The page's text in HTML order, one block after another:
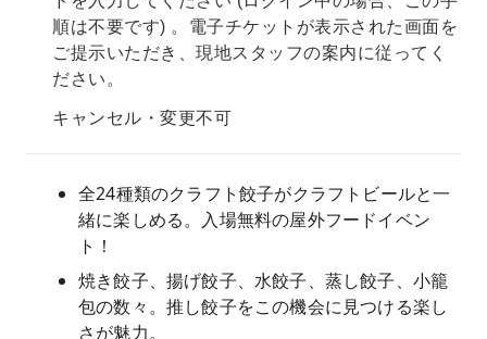
順は不要です) 。電子チケットが表示された画面を
ご提示いただき、現地スタッフの案内に従ってく
ださい。
キャンセル・変更不可
全24種類のクラフト餃子がクラフトビールと一
緒に楽しめる。入場無料の屋外フードイベン
ト！
焼き餃子、揚げ餃子、水餃子、蒸し餃子、小籠
包の数々。推し餃子をこの機会に見つける楽し
さが魅力。